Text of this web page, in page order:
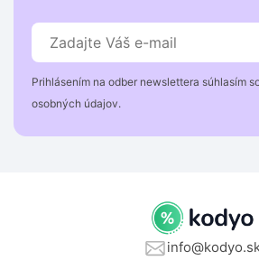
Prihlásením na odber newslettera súhlasím
osobných údajov.